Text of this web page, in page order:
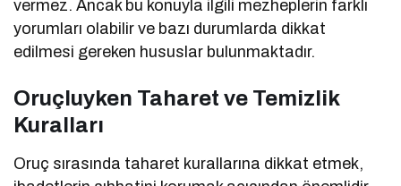
vermez. Ancak bu konuyla ilgili mezheplerin farklı
yorumları olabilir ve bazı durumlarda dikkat
edilmesi gereken hususlar bulunmaktadır.
Oruçluyken Taharet ve Temizlik
Kuralları
Oruç sırasında taharet kurallarına dikkat etmek,